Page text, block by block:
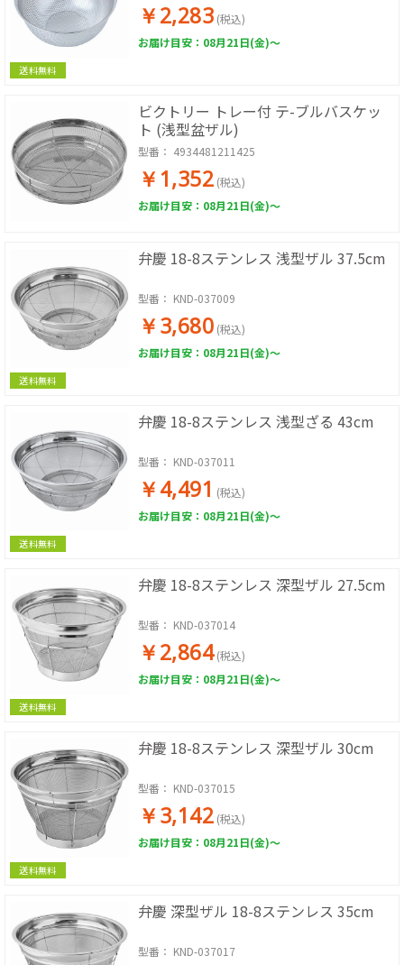
送料無料
￥2,283 (税込)
お届け目安：08月21日(金)～
ビクトリー トレー付 テ-ブルバスケッ
ト (浅型盆ザル)
型番： 4934481211425
￥1,352 (税込)
お届け目安：08月21日(金)～
送料無料
弁慶 18-8ステンレス 浅型ザル 37.5cm
型番： KND-037009
￥3,680 (税込)
お届け目安：08月21日(金)～
送料無料
弁慶 18-8ステンレス 浅型ざる 43cm
型番： KND-037011
￥4,491 (税込)
お届け目安：08月21日(金)～
送料無料
弁慶 18-8ステンレス 深型ザル 27.5cm
型番： KND-037014
￥2,864 (税込)
お届け目安：08月21日(金)～
送料無料
弁慶 18-8ステンレス 深型ザル 30cm
型番： KND-037015
￥3,142 (税込)
お届け目安：08月21日(金)～
弁慶 深型ザル 18-8ステンレス 35cm
型番： KND-037017